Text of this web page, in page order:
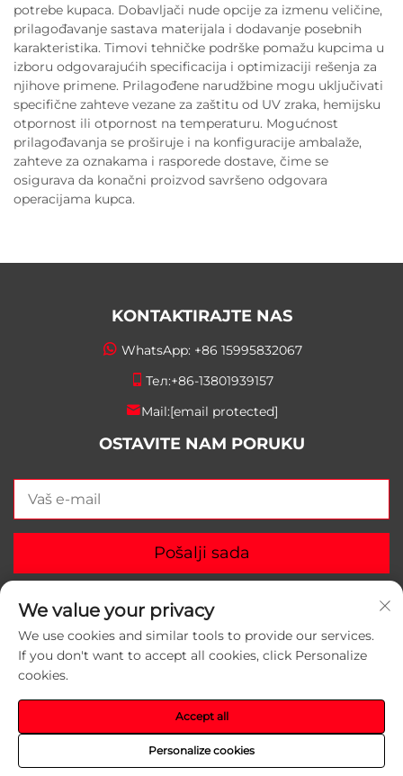
potrebe kupaca. Dobavljači nude opcije za izmenu veličine,
prilagođavanje sastava materijala i dodavanje posebnih
karakteristika. Timovi tehničke podrške pomažu kupcima u
izboru odgovarajućih specificacija i optimizaciji rešenja za
njihove primene. Prilagođene narudžbine mogu uključivati
specifične zahteve vezane za zaštitu od UV zraka, hemijsku
otpornost ili otpornost na temperaturu. Mogućnost
prilagođavanja se proširuje i na konfiguracije ambalaže,
zahteve za oznakama i rasporede dostave, čime se
osigurava da konačni proizvod savršeno odgovara
operacijama kupca.
KONTAKTIRAJTE NAS
WhatsApp: +86 15995832067
Тел:+86-13801939157
Mail:[email protected]
OSTAVITE NAM PORUKU
Pošalji sada
Autorska prava © 2025 Suzhou Yunlei Packaging
приватности
We value your privacy
We use cookies and similar tools to provide our services.
If you don't want to accept all cookies, click Personalize
cookies.
Personalize cookies
Accept all